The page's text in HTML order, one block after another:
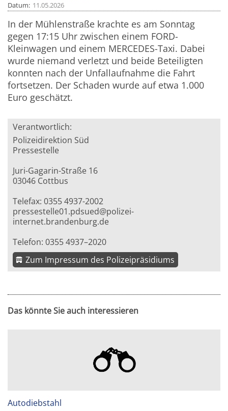
Datum 11.05.2026
In der Mühlenstraße krachte es am Sonntag
gegen 17:15 Uhr zwischen einem FORD-
Kleinwagen und einem MERCEDES-Taxi. Dabei
wurde niemand verletzt und beide Beteiligten
konnten nach der Unfallaufnahme die Fahrt
fortsetzen. Der Schaden wurde auf etwa 1.000
Euro geschätzt.
Verantwortlich:
Polizeidirektion Süd
Pressestelle
Juri-Gagarin-Straße 16
03046 Cottbus
Telefax: 0355 4937-2002
pressestelle01.pdsued@polizei-
internet.brandenburg.de
Telefon: 0355 4937–2020
Zum Impressum des Polizeipräsidiums
Das könnte Sie auch interessieren
Autodiebstahl